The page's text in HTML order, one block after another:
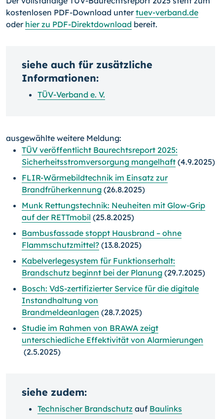
kostenlosen PDF-Download untertuev-verband.de
oder hier zu PDF-Direktdownload bereit.
siehe auch für zusätzliche
Informationen:
TÜV-Verband e. V.
ausgewählte weitere Meldung:
TÜV veröffentlicht Baurechtsreport 2025:
Sicherheitsstromversorgung mangelhaft (4.9.2025)
FLIR-Wärmebildtechnik im Einsatz zur
Brandfrüherkennung (26.8.2025)
Munk Rettungstechnik: Neuheiten mit Glow-Grip
auf der RETTmobil (25.8.2025)
Bambusfassade stoppt Hausbrand – ohne
Flammschutzmittel? (13.8.2025)
Kabelverlegesystem für Funktionserhalt:
Brandschutz beginnt bei der Planung (29.7.2025)
Bosch: VdS-zertifizierter Service für die digitale
Instandhaltung von
Brandmeldeanlagen (28.7.2025)
Studie im Rahmen von BRAWA zeigt
unterschiedliche Effektivität von Alarmierungen
(2.5.2025)
siehe zudem:
Technischer Brandschutz auf Baulinks